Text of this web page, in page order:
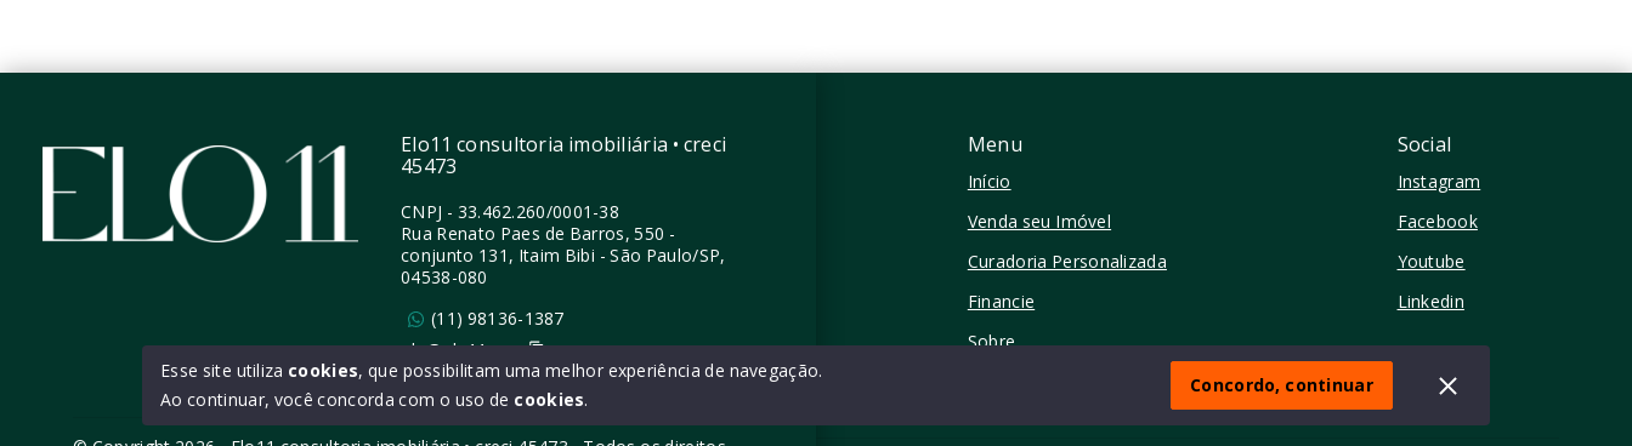
Menu
Início
Venda seu Imóvel
Curadoria Personalizada
Financie
Sobre
Social
Instagram
Facebook
Youtube
Linkedin
Elo11 consultoria imobiliária • creci
45473
CNPJ - 33.462.260/0001-38
Rua Renato Paes de Barros, 550 -
conjunto 131, Itaim Bibi - São Paulo/SP,
04538-080
(11) 98136-1387
ola@elo11.com
Esse site utiliza cookies, que possibilitam uma melhor experiência de navegação.
Ao continuar, você concorda com o uso de cookies.
Concordo, continuar